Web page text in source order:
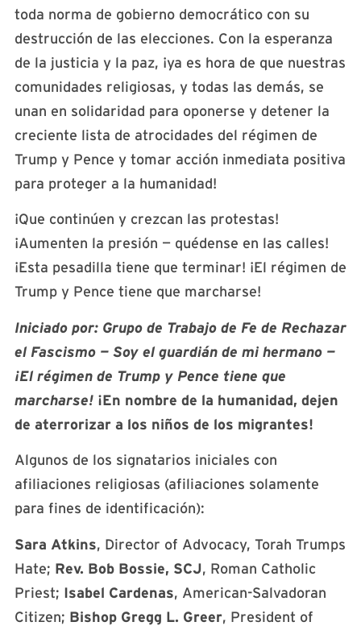
toda norma de gobierno democrático con su
destrucción de las elecciones. Con la esperanza
de la justicia y la paz, ¡ya es hora de que nuestras
comunidades religiosas, y todas las demás, se
unan en solidaridad para oponerse y detener la
creciente lista de atrocidades del régimen de
Trump y Pence y tomar acción inmediata positiva
para proteger a la humanidad!
¡Que continúen y crezcan las protestas!
¡Aumenten la presión — quédense en las calles!
¡Esta pesadilla tiene que terminar! ¡El régimen de
Trump y Pence tiene que marcharse!
Iniciado por: Grupo de Trabajo de Fe de Rechazar
el Fascismo — Soy el guardián de mi hermano —
¡El régimen de Trump y Pence tiene que
marcharse! ¡En nombre de la humanidad, dejen
de aterrorizar a los niños de los migrantes!
Algunos de los signatarios iniciales con
afiliaciones religiosas (afiliaciones solamente
para fines de identificación):
Sara Atkins, Director of Advocacy, Torah Trumps
Hate; Rev. Bob Bossie, SCJ, Roman Catholic
Priest; Isabel Cardenas, American-Salvadoran
Citizen; Bishop Gregg L. Greer, President of